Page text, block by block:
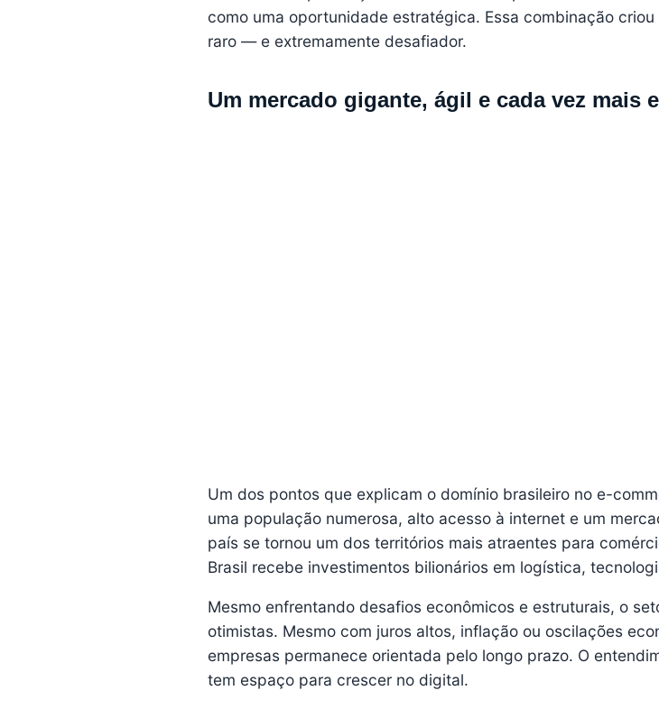
como uma oportunidade estratégica. Essa combinação
raro — e extremamente desafiador.
Um mercado gigante, ágil e cada vez mais
Um dos pontos que explicam o domínio brasileiro no e-
uma população numerosa, alto acesso à internet e um
país se tornou um dos territórios mais atraentes para
Brasil recebe investimentos bilionários em logística,
Mesmo enfrentando desafios econômicos e estruturais, o
otimistas. Mesmo com juros altos, inflação ou oscilações
empresas permanece orientada pelo longo prazo. O
tem espaço para crescer no digital.